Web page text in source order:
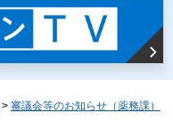
> 審議会等のお知らせ（薬務課）